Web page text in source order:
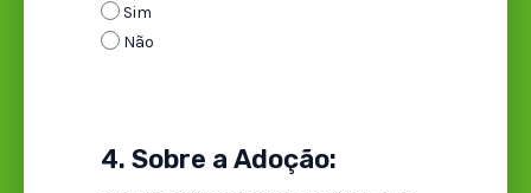
Sim
Não
4. Sobre a Adoção: